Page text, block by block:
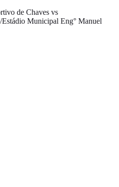
de Chaves vs
/Estádio Municipal Eng° Manuel